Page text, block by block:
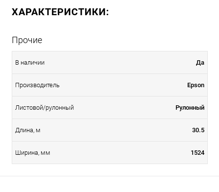
ХАРАКТЕРИСТИКИ:
Прочие
В наличии Да
Производитель Epson
Листовой/рулонный Рулонный
Длина, м 30.5
Ширина, мм 1524